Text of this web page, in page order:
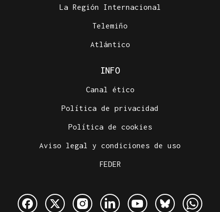
La Región Internacional
Telemiño
Atlántico
INFO
Canal ético
Política de privacidad
Política de cookies
Aviso legal y condiciones de uso
FEDER